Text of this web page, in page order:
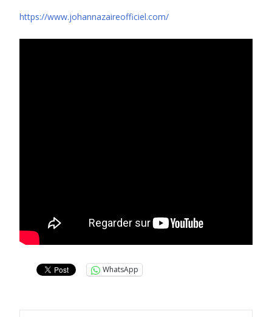
https://www.johannazaireofficiel.com/
WhatsApp